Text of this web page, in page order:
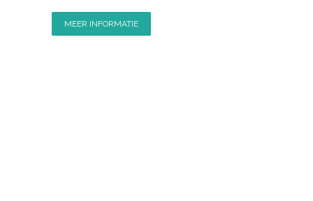
MEER INFORMATIE